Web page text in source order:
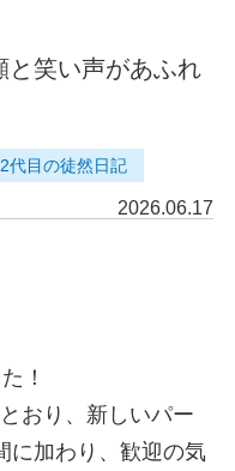
と笑い声があふれ
代目の徒然日記
2026.06.17
！
おり、新しいパー
に加わり、歓迎の気